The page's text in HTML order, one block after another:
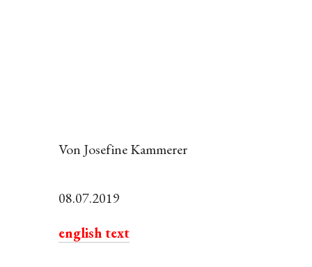
Von Josefine Kammerer
08.07.2019
english text